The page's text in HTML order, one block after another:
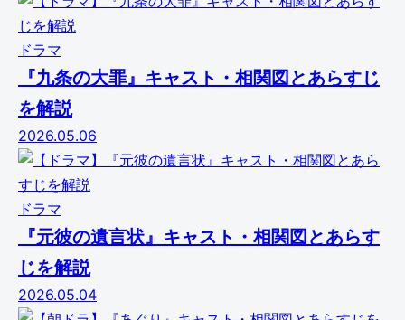
ドラマ
『九条の大罪』キャスト・相関図とあらすじ
を解説
2026.05.06
ドラマ
『元彼の遺言状』キャスト・相関図とあらす
じを解説
2026.05.04